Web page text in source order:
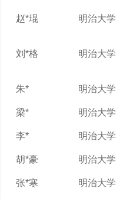
赵*琨 明治大学
刘*格 明治大学
朱* 明治大学
梁* 明治大学
李* 明治大学
胡*豪 明治大学
张*寒 明治大学